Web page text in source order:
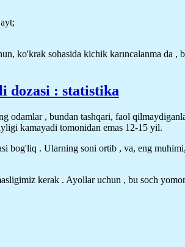
ko'krak sohasida kichik karıncalanma da ,
dozasi : statistika
, bundan tashqari, faol
kamayadi tomonidan emas 12-15 yil.
bog'liq . Ularning soni ortib , va, eng
kerak . Ayollar uchun , bu soch